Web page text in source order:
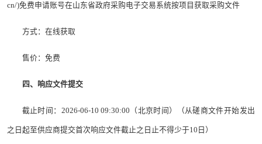
cn/)免费申请账号在山东省政府采购电子交易系统按项目获取采购文件
方式：在线获取
售价：免费
四、响应文件提交
截止时间：2026-06-10 09:30:00（北京时间）（从磋商文件开始发出
之日起至供应商提交首次响应文件截止之日止不得少于10日）